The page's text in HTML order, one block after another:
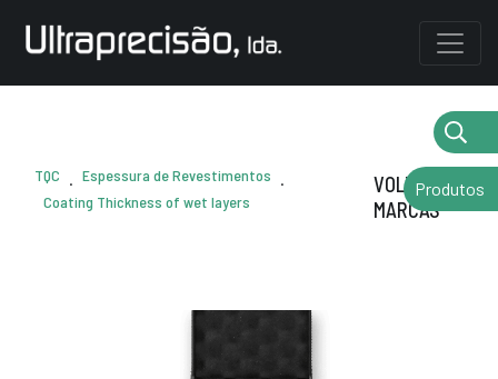
TQC . Espessura de Revestimentos .
Coating Thickness of wet layers
VOLTAR AS
MARCAS
Produtos